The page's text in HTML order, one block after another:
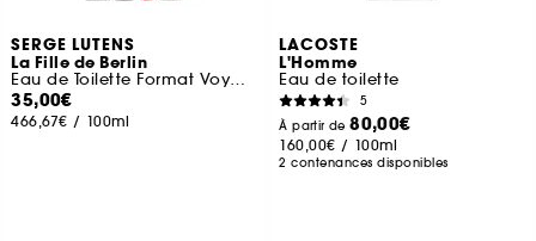
SERGE LUTENS
La Fille de Berlin
Eau de Toilette Format Voyage
35,00€
466,67€ / 100ml
LACOSTE
L'Homme
Eau de toilette
5
À partir de80,00€
160,00€ / 100ml
2 contenances disponibles